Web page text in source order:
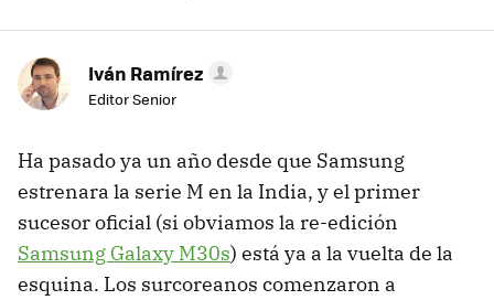
Iván Ramírez
Editor Senior
Ha pasado ya un año desde que Samsung
estrenara la serie M en la India, y el primer
sucesor oficial (si obviamos la re-edición
Samsung Galaxy M30s) está ya a la vuelta de la
esquina. Los surcoreanos comenzaron a